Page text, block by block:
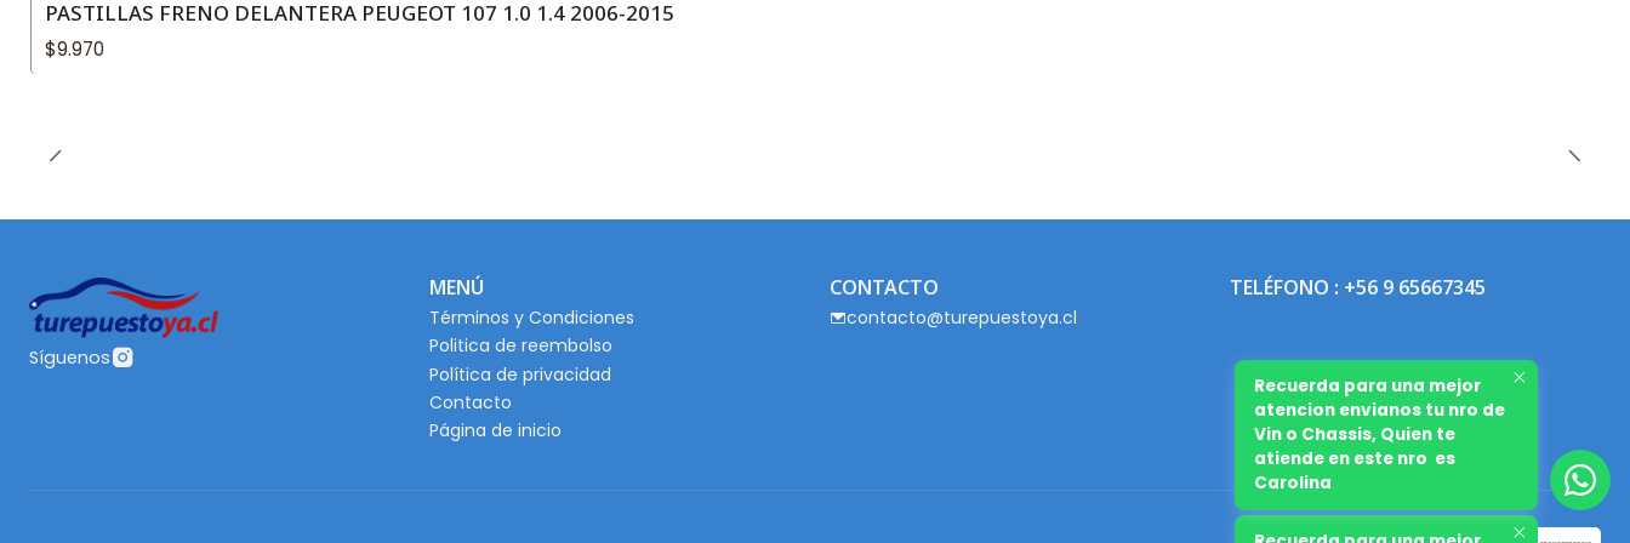
PASTILLAS FRENO DELANTERA PEUGEOT 107 1.0 1.4 2006-2015
$9.970
Síguenos
MENÚ
Términos y Condiciones
Politica de reembolso
Política de privacidad
Contacto
Página de inicio
CONTACTO
contacto@turepuestoya.cl
TELÉFONO : +56 9 65667345
Recuerda para una mejor
atencion envianos tu nro de
Vin o Chassis, Quien te
atiende en este nro es
Carolina